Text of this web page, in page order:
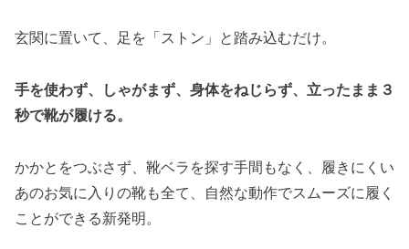
玄関に置いて、足を「ストン」と踏み込むだけ。
手を使わず、しゃがまず、身体をねじらず、立ったまま３
秒で靴が履ける。
かかとをつぶさず、靴ベラを探す手間もなく、履きにくい
あのお気に入りの靴も全て、自然な動作でスムーズに履く
ことができる新発明。